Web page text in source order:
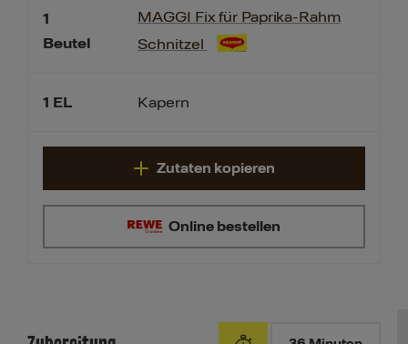
1
Beutel
1 EL
MAGGI Fix für Paprika-Rahm
Schnitzel
Kapern
Online bestellen
Zutaten kopieren